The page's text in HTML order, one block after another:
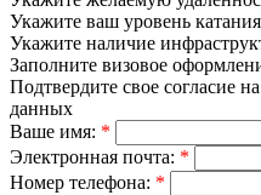
Укажите ваш уровень катания
Укажите наличие
Заполните визовое
Подтвердите свое согласие
данных
Ваше имя: *
Электронная почта: *
Номер телефона: *